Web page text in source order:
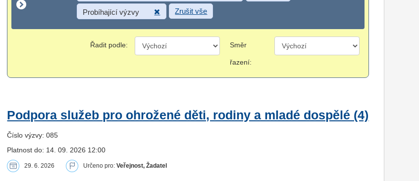
Probíhající výzvy Zrušit vše
Řadit podle: Směr
řazení:
Podpora služeb pro ohrožené děti, rodiny a mladé dospělé (4)
Číslo výzvy: 085
Platnost do: 14. 09. 2026 12:00
29. 6. 2026 Určeno pro:Veřejnost, Žadatel